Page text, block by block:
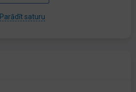
Parādīt saturu